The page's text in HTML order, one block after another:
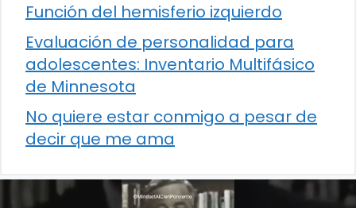
Función del hemisferio izquierdo
Evaluación de personalidad para
adolescentes: Inventario Multifásico
de Minnesota
No quiere estar conmigo a pesar de
decir que me ama